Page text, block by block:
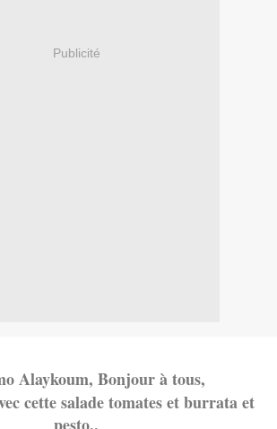
Publicité
Alaykoum, Bonjour à tous,
cette salade tomates et burrata et